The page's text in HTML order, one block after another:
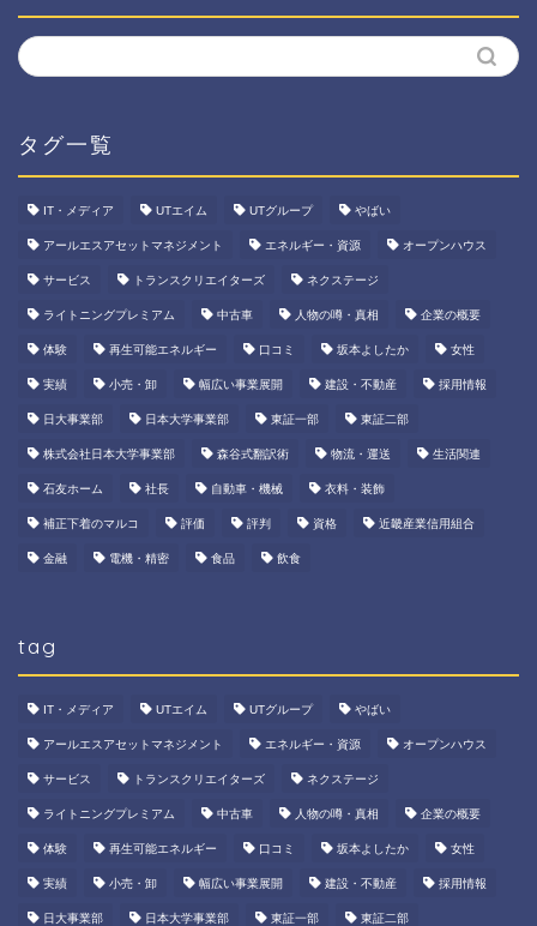
タグ一覧
IT・メディア UTエイム UTグループ やばい
アールエスアセットマネジメント エネルギー・資源 オープンハウス
サービス トランスクリエイターズ ネクステージ
ライトニングプレミアム 中古車 人物の噂・真相 企業の概要
体験 再生可能エネルギー 口コミ 坂本よしたか 女性
実績 小売・卸 幅広い事業展開 建設・不動産 採用情報
日大事業部 日本大学事業部 東証一部 東証二部
株式会社日本大学事業部 森谷式翻訳術 物流・運送 生活関連
石友ホーム 社長 自動車・機械 衣料・装飾
補正下着のマルコ 評価 評判 資格 近畿産業信用組合
金融 電機・精密 食品 飲食
tag
IT・メディア UTエイム UTグループ やばい
アールエスアセットマネジメント エネルギー・資源 オープンハウス
サービス トランスクリエイターズ ネクステージ
ライトニングプレミアム 中古車 人物の噂・真相 企業の概要
体験 再生可能エネルギー 口コミ 坂本よしたか 女性
実績 小売・卸 幅広い事業展開 建設・不動産 採用情報
日大事業部 日本大学事業部 東証一部 東証二部